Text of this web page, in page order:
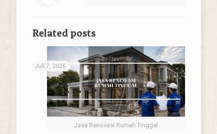
Related posts
Jasa Renovasi Rumah Tinggal
Juli 7, 2026